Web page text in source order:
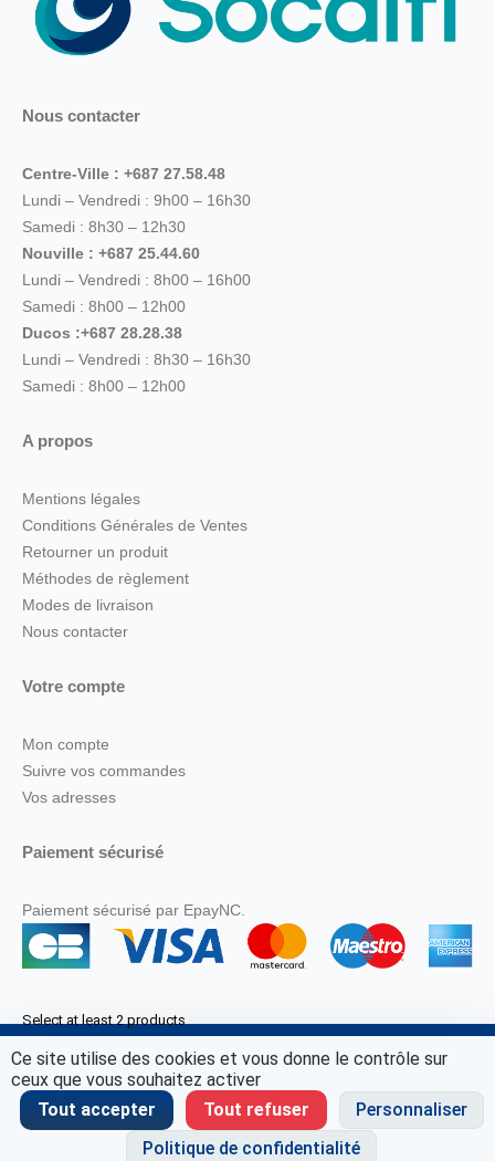
Nous contacter
Centre-Ville : +687 27.58.48
Lundi – Vendredi : 9h00 – 16h30
Samedi : 8h30 – 12h30
Nouville : +687 25.44.60
Lundi – Vendredi : 8h00 – 16h00
Samedi : 8h00 – 12h00
Ducos :+687 28.28.38
Lundi – Vendredi : 8h30 – 16h30
Samedi : 8h00 – 12h00
A propos
Mentions légales
Conditions Générales de Ventes
Retourner un produit
Méthodes de règlement
Modes de livraison
Nous contacter
Votre compte
Mon compte
Suivre vos commandes
Vos adresses
Paiement sécurisé
Paiement sécurisé par EpayNC.
Select at least 2 products
Ce site utilise des cookies et vous donne le contrôle sur
ceux que vous souhaitez activer
Tout accepter
Tout refuser
Personnaliser
Politique de confidentialité